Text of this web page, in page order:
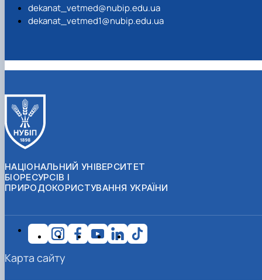
dekanat_vetmed@nubip.edu.ua
dekanat_vetmed1@nubip.edu.ua
НАЦІОНАЛЬНИЙ УНІВЕРСИТЕТ
БІОРЕСУРСІВ І
ПРИРОДОКОРИСТУВАННЯ УКРАЇНИ
Карта сайту